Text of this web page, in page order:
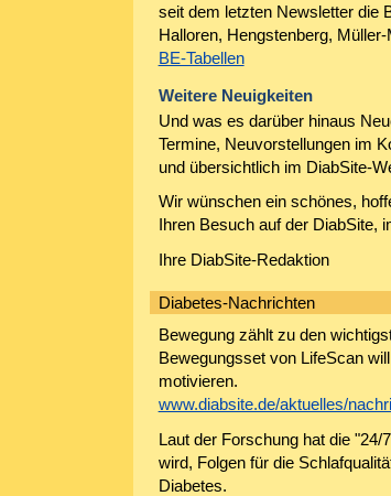
seit dem letzten Newsletter die
Halloren, Hengstenberg,
BE-Tabellen
Weitere Neuigkeiten
Und was es darüber hinaus
Termine, Neuvorstellungen im
und übersichtlich im DiabSite-
Wir wünschen ein schönes,
Ihren Besuch auf der DiabSite,
Ihre DiabSite-Redaktion
Diabetes-Nachrichten
Bewegung zählt zu den
Bewegungsset von LifeScan
motivieren.
www.diabsite.de/aktuelles/
Laut der Forschung hat die
wird, Folgen für die
Diabetes.